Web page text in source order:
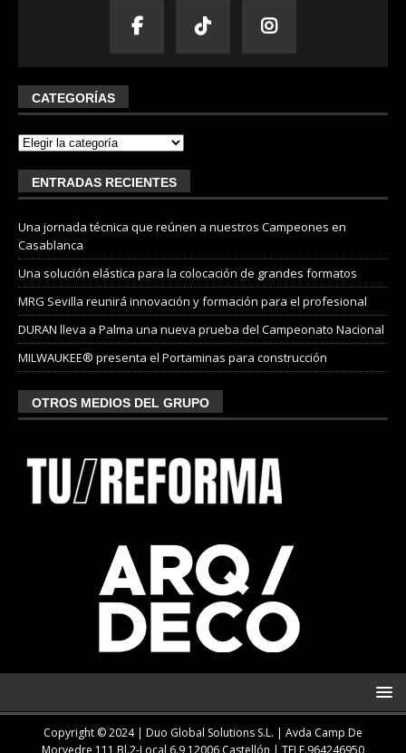
CATEGORÍAS
ENTRADAS RECIENTES
Una jornada técnica que reúnen a nuestros Campeones en
Casablanca
Una solución elástica para la colocación de grandes formatos
MRG Sevilla reunirá innovación y formación para el profesional
DURAN lleva a Palma una nueva prueba del Campeonato Nacional
MILWAUKEE® presenta el Portaminas para construcción
OTROS MEDIOS DEL GRUPO
Copyright © 2024 | Duo Global Solutions S.L. | Avda Camp De
Morvedre 111 Bl.2-Local 6.9 12006 Castellón | TELF.964246950